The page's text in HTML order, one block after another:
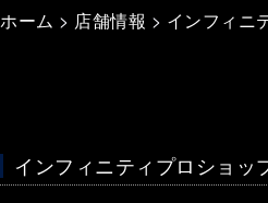
ホーム > 店舗情報 > インフィニ
インフィニティプロショッ